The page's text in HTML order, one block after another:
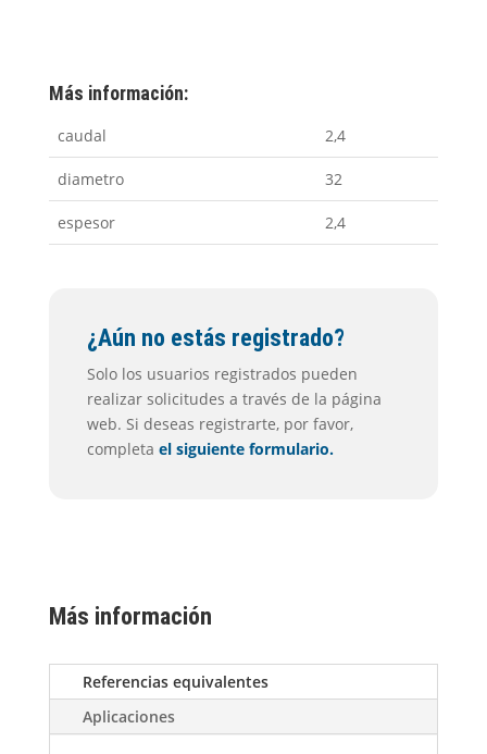
Más información:
caudal 2,4
diametro 32
espesor 2,4
¿Aún no estás registrado?
Solo los usuarios registrados pueden
realizar solicitudes a través de la página
web. Si deseas registrarte, por favor,
completa el siguiente formulario.
Más información
Referencias equivalentes
Aplicaciones